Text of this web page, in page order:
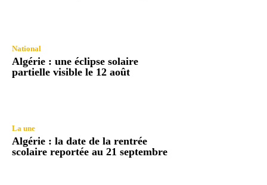
National
Algérie : une éclipse solaire
partielle visible le 12 août
La une
Algérie : la date de la rentrée
scolaire reportée au 21 septembre